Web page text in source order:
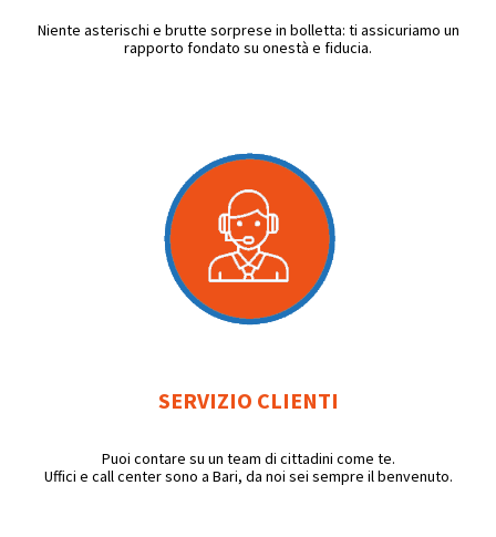
Niente asterischi e brutte sorprese in bolletta: ti assicuriamo un
rapporto fondato su onestà e fiducia.
SERVIZIO CLIENTI
Puoi contare su un team di cittadini come te.
Uffici e call center sono a Bari, da noi sei sempre il benvenuto.